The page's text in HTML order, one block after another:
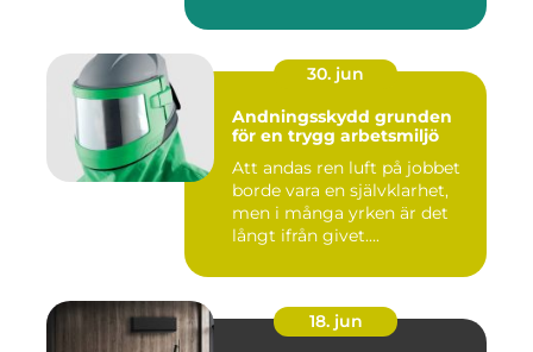
30. jun
Andningsskydd grunden
för en trygg arbetsmiljö
Att andas ren luft på jobbet
borde vara en självklarhet,
men i många yrken är det
långt ifrån givet....
18. jun